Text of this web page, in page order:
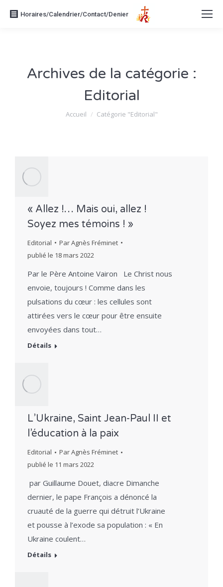
Horaires/Calendrier/Contact/Denier
Archives de la catégorie :
Editorial
Vous êtes ici :
Accueil Catégorie "Editorial"
« Allez !… Mais oui, allez !
Soyez mes témoins ! »
Editorial ParAgnès Fréminet
publié le 18 mars 2022
Par le Père Antoine Vairon Le Christ nous
envoie, toujours ! Comme dans les
pulsations du cœur : les cellules sont
attirées vers le cœur pour être ensuite
envoyées dans tout…
Détails
L’Ukraine, Saint Jean-Paul II et
l’éducation à la paix
Editorial ParAgnès Fréminet
publié le 11 mars 2022
par Guillaume Douet, diacre Dimanche
dernier, le pape François a dénoncé la
cruauté de la guerre qui détruit l’Ukraine
et pousse à l’exode sa population : « En
Ukraine coulent…
Détails